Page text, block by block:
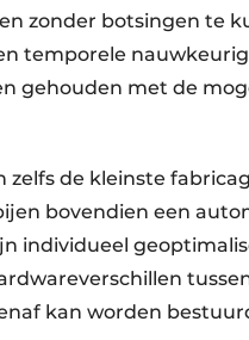
zonder botsingen te
temporele
gehouden met de
de kleinste
bovendien een
individueel
kan worden